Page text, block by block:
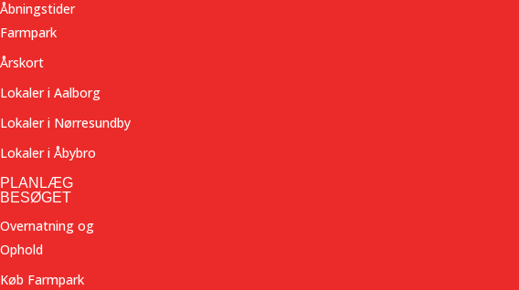
Åbningstider
Farmpark
Årskort
Lokaler i Aalborg
Lokaler i Nørresundby
Lokaler i Åbybro
PLANLÆG
BESØGET
Overnatning og
Ophold
Køb Farmpark